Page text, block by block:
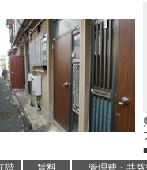
階 賃料 管理費・共益